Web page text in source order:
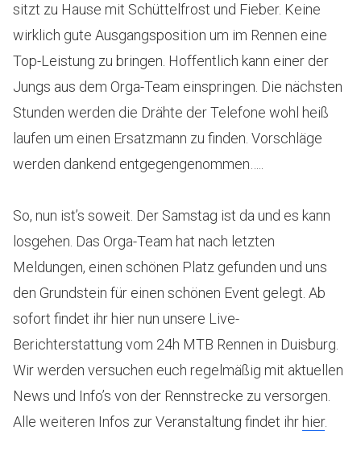
sitzt zu Hause mit Schüttelfrost und Fieber. Keine
wirklich gute Ausgangsposition um im Rennen eine
Top-Leistung zu bringen. Hoffentlich kann einer der
Jungs aus dem Orga-Team einspringen. Die nächsten
Stunden werden die Drähte der Telefone wohl heiß
laufen um einen Ersatzmann zu finden. Vorschläge
werden dankend entgegengenommen…..
So, nun ist’s soweit. Der Samstag ist da und es kann
losgehen. Das Orga-Team hat nach letzten
Meldungen, einen schönen Platz gefunden und uns
den Grundstein für einen schönen Event gelegt. Ab
sofort findet ihr hier nun unsere Live-
Berichterstattung vom 24h MTB Rennen in Duisburg.
Wir werden versuchen euch regelmäßig mit aktuellen
News und Info’s von der Rennstrecke zu versorgen.
Alle weiteren Infos zur Veranstaltung findet ihr hier.